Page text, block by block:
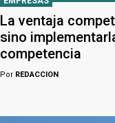
La ventaja
sino
competencia
Por REDACCION